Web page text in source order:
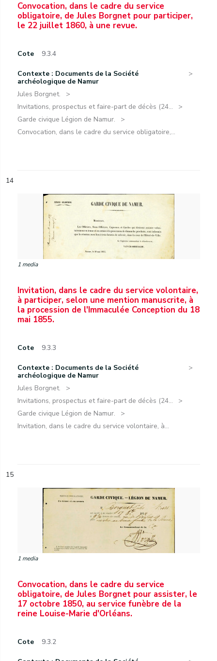
Convocation, dans le cadre du service
obligatoire, de Jules Borgnet pour participer,
le 22 juillet 1860, à une revue.
Cote 9.3.4
Contexte : Documents de la Société
archéologique de Namur
Jules Borgnet.
Invitations, prospectus et faire-part de décès (24...
Garde civique Légion de Namur.
Convocation, dans le cadre du service obligatoire,...
14
1 media
Invitation, dans le cadre du service volontaire,
à participer, selon une mention manuscrite, à
la procession de l'Immaculée Conception du 18
mai 1855.
Cote 9.3.3
Contexte : Documents de la Société
archéologique de Namur
Jules Borgnet.
Invitations, prospectus et faire-part de décès (24...
Garde civique Légion de Namur.
Invitation, dans le cadre du service volontaire, à...
15
1 media
Convocation, dans le cadre du service
obligatoire, de Jules Borgnet pour assister, le
17 octobre 1850, au service funèbre de la
reine Louise-Marie d'Orléans.
Cote 9.3.2